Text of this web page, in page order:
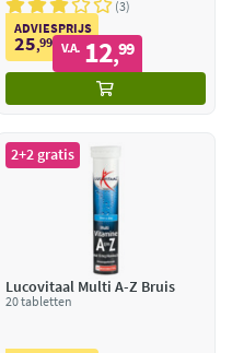
3
ADVIESPRIJS
25,99 V.A. 12,99
2+2 gratis
Lucovitaal Multi A-Z Bruis
20 tabletten